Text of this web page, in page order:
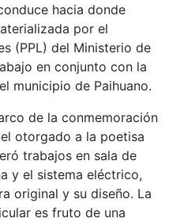
hacia donde
por el
(PPL) del Ministerio de
en conjunto con la
municipio de Paihuano.
de la conmemoración
otorgado a la poetisa
trabajos en sala de
y el sistema eléctrico,
original y su diseño. La
es fruto de una